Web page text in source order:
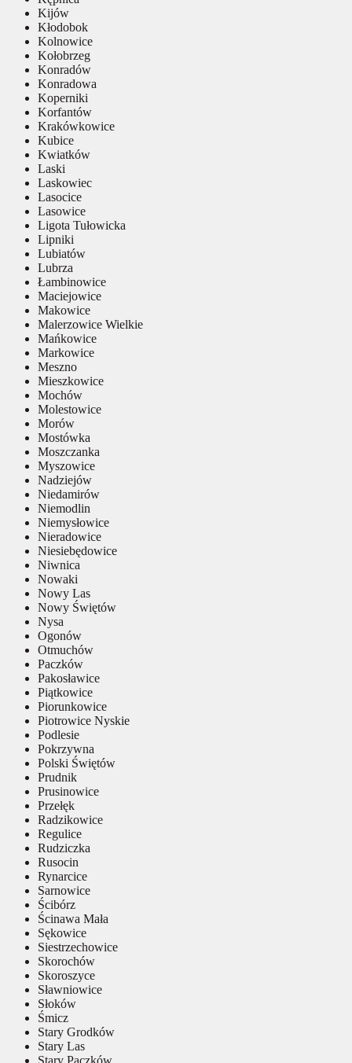
Kijów
Kłodobok
Kolnowice
Kołobrzeg
Konradów
Konradowa
Koperniki
Korfantów
Krakówkowice
Kubice
Kwiatków
Laski
Laskowiec
Lasocice
Lasowice
Ligota Tułowicka
Lipniki
Lubiatów
Lubrza
Łambinowice
Maciejowice
Makowice
Malerzowice Wielkie
Mańkowice
Markowice
Meszno
Mieszkowice
Mochów
Molestowice
Morów
Mostówka
Moszczanka
Myszowice
Nadziejów
Niedamirów
Niemodlin
Niemysłowice
Nieradowice
Niesiebędowice
Niwnica
Nowaki
Nowy Las
Nowy Świętów
Nysa
Ogonów
Otmuchów
Paczków
Pakosławice
Piątkowice
Piorunkowice
Piotrowice Nyskie
Podlesie
Pokrzywna
Polski Świętów
Prudnik
Prusinowice
Przełęk
Radzikowice
Regulice
Rudziczka
Rusocin
Rynarcice
Sarnowice
Ścibórz
Ścinawa Mała
Sękowice
Siestrzechowice
Skorochów
Skoroszyce
Sławniowice
Słoków
Śmicz
Stary Grodków
Stary Las
Stary Paczków